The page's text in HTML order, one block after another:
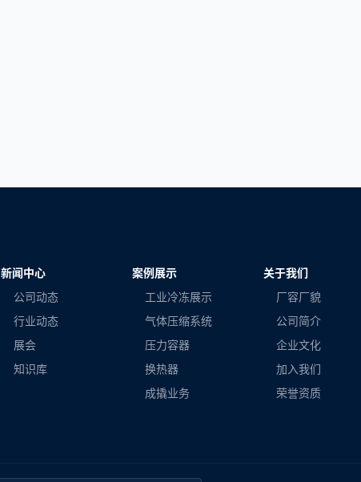
新闻中心
公司动态
行业动态
展会
知识库
案例展示
工业冷冻展示
气体压缩系统
压力容器
换热器
成撬业务
关于我们
厂容厂貌
公司简介
企业文化
加入我们
荣誉资质